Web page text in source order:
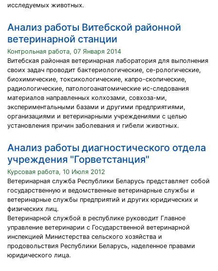
исследуемых животных.
Анализ работы Витебской районной
ветеринарной станции
Контрольная работа, 07 Января 2014
Витебская районная ветеринарная лаборатория для выполнения
своих задач проводит бактериологические, се-рологические,
биохимические, токсикологические, капро-скопические,
радиологические, патологоанатомические ис-следования
материалов направленных колхозами, совхоза-ми,
экспериментальными базами и другими предприятиями,
организациями и ветеринарными учреждениями с целью
установления причин заболевания и гибели животных.
Анализ работы диагностического отдела
учреждения "Горветстанция"
Курсовая работа, 10 Июля 2012
Ветеринарная служба Республики Беларусь представляет собой
государственную и ведомственные ветеринарные службы и
ветеринарные службы предприятий и других юридических и
физических лиц.
Ветеринарной службой в республике руководит Главное
управление ветеринарии с Государственной ветеринарной
инспекцией Министерства сельского хозяйства и
продовольствия Республики Беларусь, наделенное правами
юридического лица.